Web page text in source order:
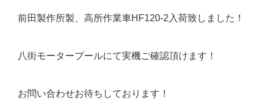
前田製作所製、高所作業車HF120-2入荷致しました！
八街モータープールにて実機ご確認頂けます！
お問い合わせお待ちしております！